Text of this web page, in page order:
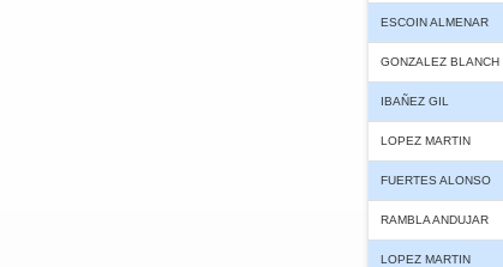
ESCOIN ALMENAR
GONZALEZ BLANCH
IBAÑEZ GIL
LOPEZ MARTIN
FUERTES ALONSO
RAMBLA ANDUJAR
LOPEZ MARTIN